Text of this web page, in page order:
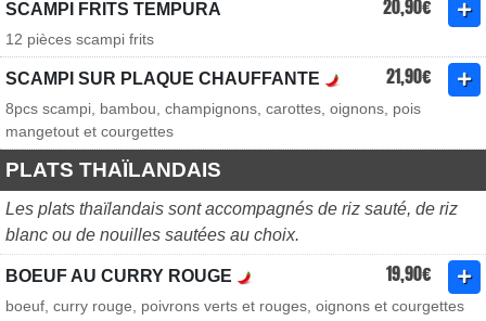
SCAMPI FRITS TEMPURA 20,90€
12 pièces scampi frits
SCAMPI SUR PLAQUE CHAUFFANTE 21,90€
8pcs scampi, bambou, champignons, carottes, oignons, pois
mangetout et courgettes
PLATS THAÏLANDAIS
Les plats thaïlandais sont accompagnés de riz sauté, de riz
blanc ou de nouilles sautées au choix.
BOEUF AU CURRY ROUGE 19,90€
boeuf, curry rouge, poivrons verts et rouges, oignons et courgettes